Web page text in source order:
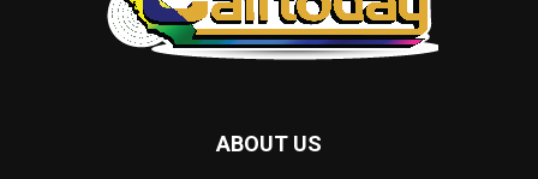
ABOUT US